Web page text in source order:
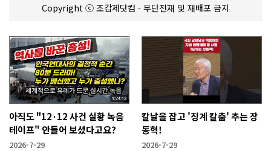
Copyright ⓒ 조갑제닷컴 - 무단전재 및 재배포 금지
아직도 "12·12 사건 실황 녹음
테이프" 안들어 보셨다고요?
2026-7-29
칼날을 잡고 '징계 칼춤' 추는 장
동혁!
2026-7-29